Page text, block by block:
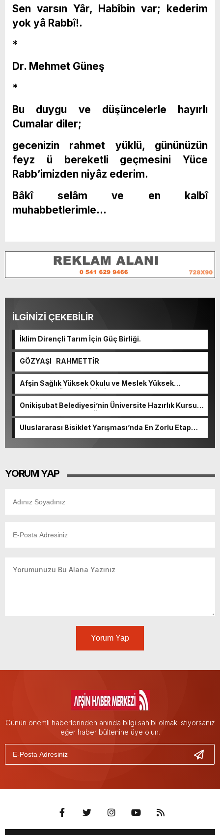
Sen varsın Yâr, Habîbin var; kederim
yok yâ Rabbî!.
*
Dr. Mehmet Güneş
*
Bu duygu ve düşüncelerle hayırlı
Cumalar diler;
gecenizin rahmet yüklü, gününüzün
feyz ü bereketli geçmesini Yüce
Rabb’imizden niyâz ederim.
Bâkî selâm ve en kalbî
muhabbetlerimle…
İLGİNİZİ ÇEKEBİLİR
İklim Dirençli Tarım İçin Güç Birliği.
GÖZYAŞI RAHMETTİR
Afşin Sağlık Yüksek Okulu ve Meslek Yüksek
Okulunda görev değişimi!
Onikişubat Belediyesi’nin Üniversite Hazırlık Kursu
başvurularında son gün 7 Ağustos.
Uluslararası Bisiklet Yarışması’nda En Zorlu Etap
YORUM YAP
Yorum Yap
Günün önemli haberlerinden anında bilgi sahibi olmak istiyorsanız
eğer haber bültenine üye olun.